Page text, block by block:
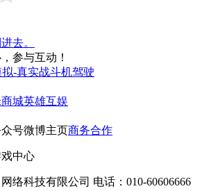
去。
参与互动！
-真实战斗机驾驶
城英雄互娱
号微博主页商务合作
中心
络科技有限公司 电话：010-60606666